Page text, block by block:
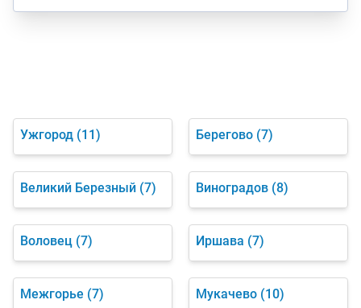
Ужгород (11) Берегово (7)
Великий Березный (7) Виноградов (8)
Воловец (7) Иршава (7)
Межгорье (7) Мукачево (10)